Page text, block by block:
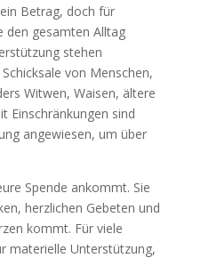
Betrag, doch für
den gesamten Alltag
stehen
von Menschen,
Witwen, Waisen, ältere
Einschränkungen sind
angewiesen, um über
Spende ankommt. Sie
herzlichen Gebeten und
kommt. Für viele
materielle Unterstützung,